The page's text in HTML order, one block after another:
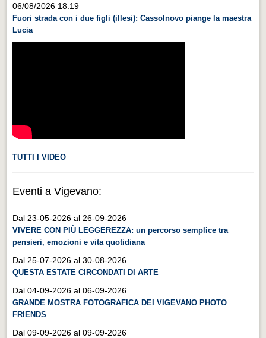
Territorio
Territorio
CHI SIAMO
CITTÀ
Guida turistica rapida
Musica e teatro
Musica e teatro
Distretto industriale
Distretto industriale
Muoversi a Vigevano
06/08/2026 18:19
Fuori strada con i due figli (illesi): Cassolnovo piange la maestra
Lucia
TUTTI I VIDEO
Eventi a Vigevano:
Dal 23-05-2026 al 26-09-2026
VIVERE CON PIÙ LEGGEREZZA: un percorso semplice tra
pensieri, emozioni e vita quotidiana
Dal 25-07-2026 al 30-08-2026
QUESTA ESTATE CIRCONDATI DI ARTE
Dal 04-09-2026 al 06-09-2026
GRANDE MOSTRA FOTOGRAFICA DEI VIGEVANO PHOTO
FRIENDS
Dal 09-09-2026 al 09-09-2026